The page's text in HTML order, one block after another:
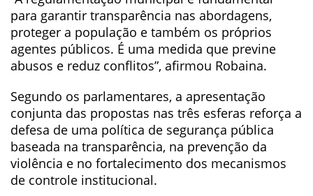
para garantir transparência nas abordagens,
proteger a população e também os próprios
agentes públicos. É uma medida que previne
abusos e reduz conflitos”, afirmou Robaina.
Segundo os parlamentares, a apresentação
conjunta das propostas nas três esferas reforça a
defesa de uma política de segurança pública
baseada na transparência, na prevenção da
violência e no fortalecimento dos mecanismos
de controle institucional.